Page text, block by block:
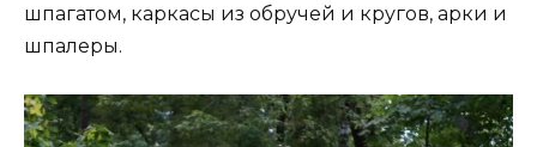
шпагатом, каркасы из обручей и кругов, арки и
шпалеры.